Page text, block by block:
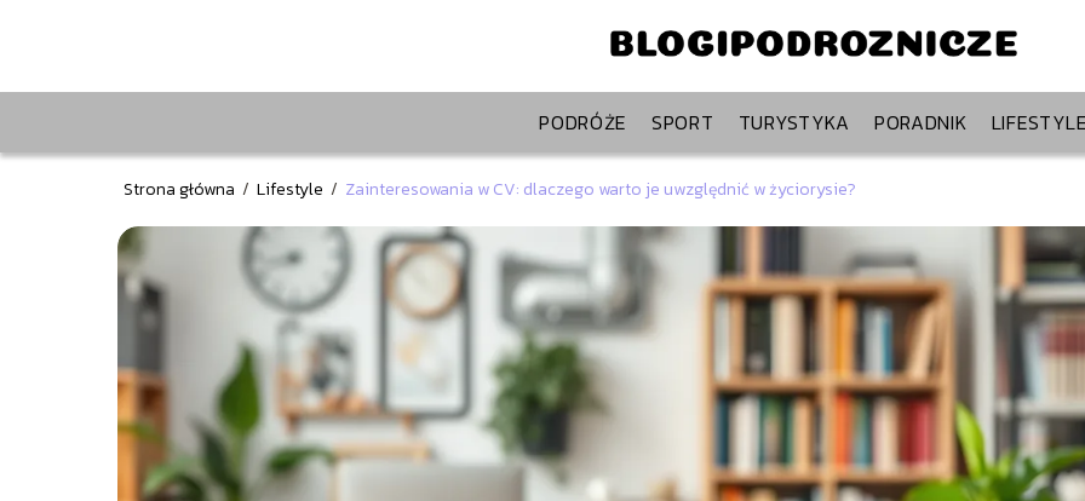
PODRÓŻE SPORT TURYSTYKA PORADNIK
Strona główna / Lifestyle / Zainteresowania w CV: dlaczego warto je uwzględnić w życiorysie?